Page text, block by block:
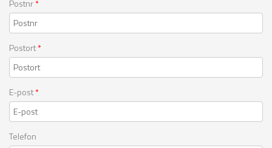
Postnr*
Postort*
E-post*
Telefon